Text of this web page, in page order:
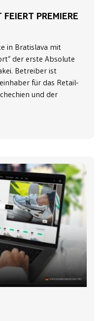
PREMIERE
in Bratislava mit
der erste Absolute
Betreiber ist
für das Retail-
und der